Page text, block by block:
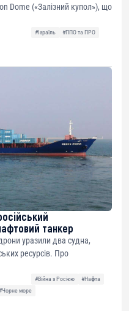
Dome («Залізний купол»), що
#Ізраїль
#ППО та ПРО
танкер
уразили два судна,
ресурсів. Про
#Війна з Росією
#Нафта
море